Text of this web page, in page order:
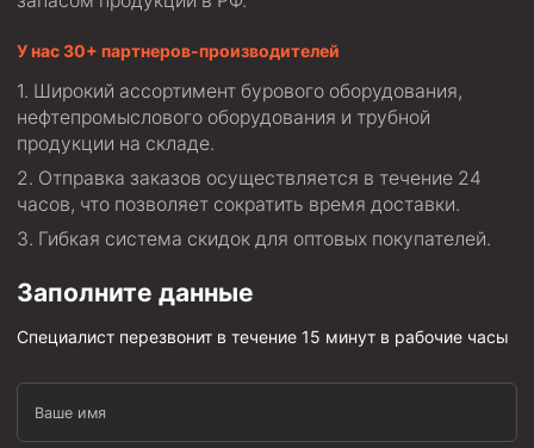
Муфта БТС 245
Муфта БТС 178
Муфта БТС 168
Муфта ОТТМ 127
Муфта ОТТМ 168
У нас 30+ партнеров-производителей
Широкий ассортимент бурового оборудования,
нефтепромыслового оборудования и трубной
продукции на складе.
Отправка заказов осуществляется в течение 24
часов, что позволяет сократить время доставки.
Гибкая система скидок для оптовых покупателей.
Заполните данные
Специалист перезвонит в течение 15 минут в рабочие часы
Ваше имя